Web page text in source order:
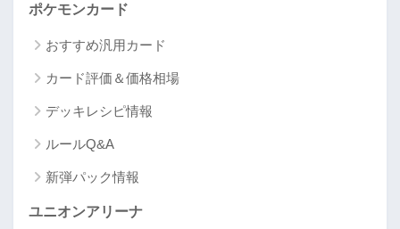
ポケモンカード
おすすめ汎用カード
カード評価＆価格相場
デッキレシピ情報
ルールQ&A
新弾パック情報
ユニオンアリーナ